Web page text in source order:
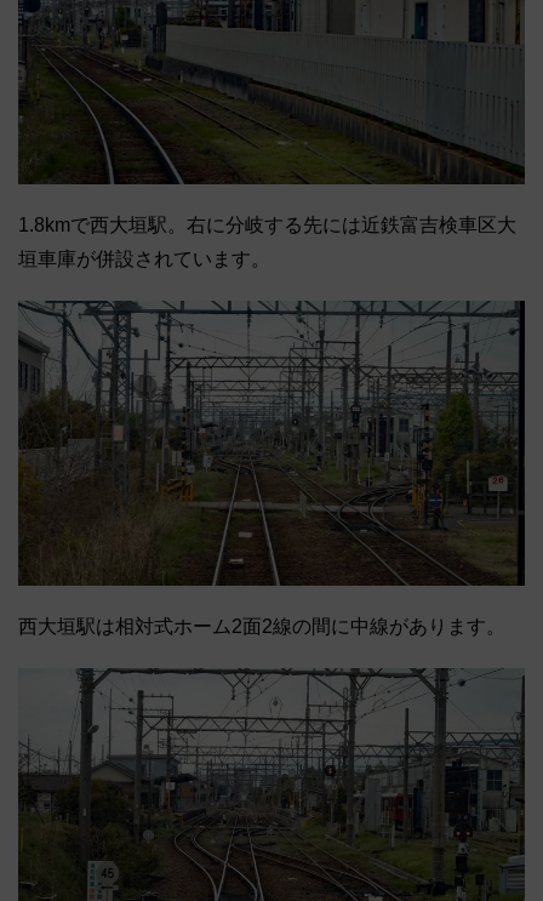
1.8kmで西大垣駅。右に分岐する先には近鉄富吉検車区大
垣車庫が併設されています。
西大垣駅は相対式ホーム2面2線の間に中線があります。